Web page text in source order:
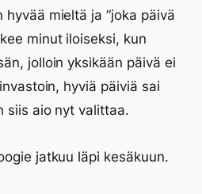
mieltä ja ”joka päivä
minut iloiseksi, kun
jolloin yksikään päivä ei
hyviä päiviä sai
siis aio nyt valittaa.
jatkuu läpi kesäkuun.